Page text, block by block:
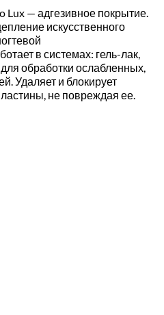
Lux — адгезивное покрытие.
искусственного
в системах: гель-лак,
обработки ослабленных,
Удаляет и блокирует
не повреждая ее.